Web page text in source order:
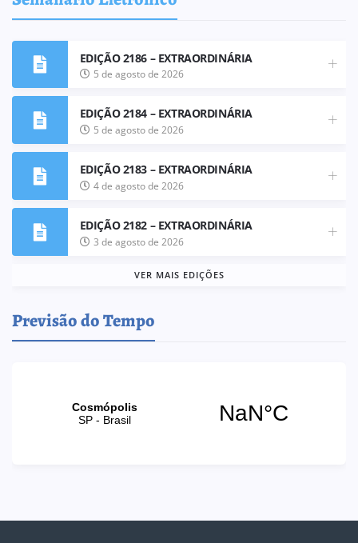
EDIÇÃO 2186 – EXTRAORDINÁRIA
5 de agosto de 2026
EDIÇÃO 2184 – EXTRAORDINÁRIA
5 de agosto de 2026
EDIÇÃO 2183 – EXTRAORDINÁRIA
4 de agosto de 2026
EDIÇÃO 2182 – EXTRAORDINÁRIA
3 de agosto de 2026
VER MAIS EDIÇÕES
Previsão do Tempo